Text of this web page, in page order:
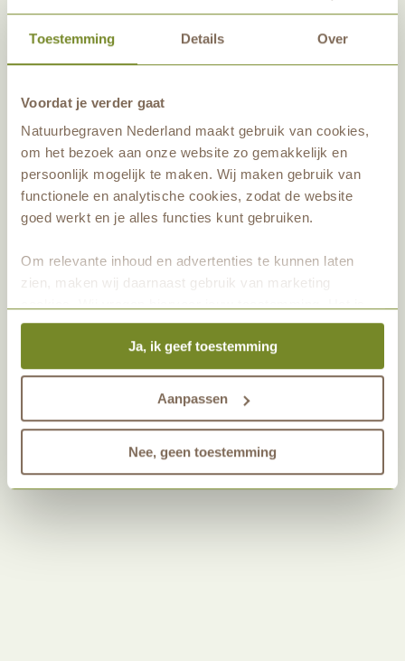
Toestemming Details Over
Voordat je verder gaat
Natuurbegraven Nederland maakt gebruik van cookies,
om het bezoek aan onze website zo gemakkelijk en
persoonlijk mogelijk te maken. Wij maken gebruik van
functionele en analytische cookies, zodat de website
goed werkt en je alles functies kunt gebruiken.
Om relevante inhoud en advertenties te kunnen laten
zien, maken wij daarnaast gebruik van marketing
altijd mogelijk om je toestemming te veranderen. Alle
marketingprestaties worden geanalyseerd, zodat we
onze gasten nog beter kunnen helpen. Wil je meer weten
over het gebruik van cookies? Bekijk dan de andere
Ja, ik geef toestemming
Aanpassen
Nee, geen toestemming
reserveren